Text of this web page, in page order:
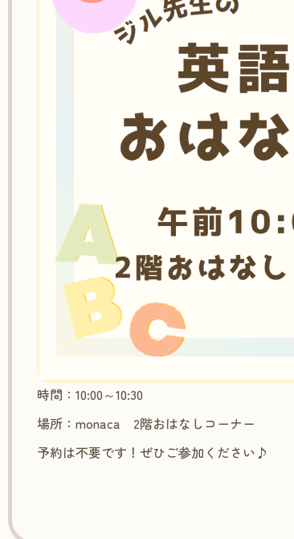
時間：10:00～10:30
場所：monaca 2階おはなしコーナー
予約は不要です！ぜひご参加ください♪